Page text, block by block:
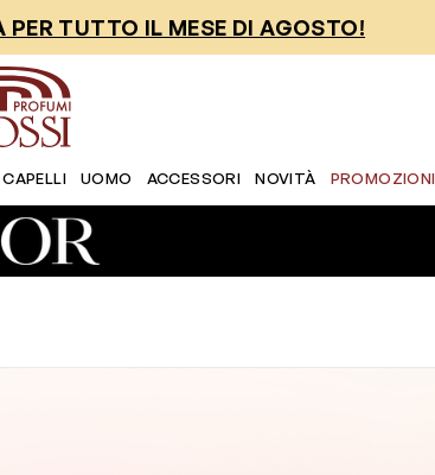
TUTTO IL MESE DI AGOSTO!
CAPELLI UOMO ACCESSORI NOVITÀ PROMOZIONI